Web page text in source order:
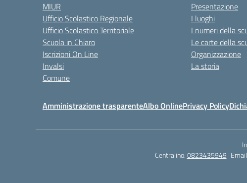
MIUR
Ufficio Scolastico Regionale
Ufficio Scolastico Territoriale
Scuola in Chiaro
Iscrizioni On Line
Invalsi
Comune
Presentazione
I luoghi
I numeri della
Le carte della
Organizzazione
La storia
Amministrazione trasparenteAlbo OnlinePrivacy Policy
Centralino:0823435949